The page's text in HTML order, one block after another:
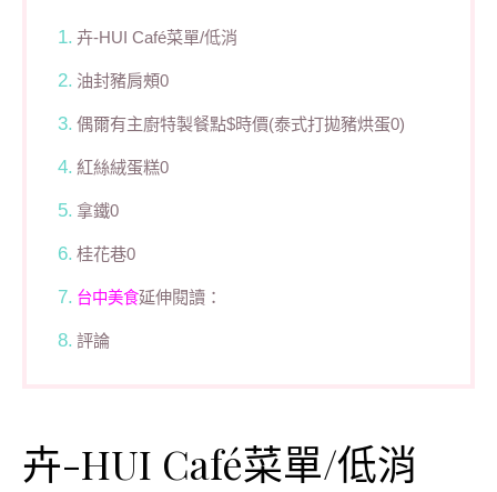
卉-HUI Café菜單/低消
油封豬肩頰0
偶爾有主廚特製餐點$時價(泰式打拋豬烘蛋0)
紅絲絨蛋糕0
拿鐵0
桂花巷0
台中美食延伸閱讀：
評論
卉-HUI Café菜單/低消